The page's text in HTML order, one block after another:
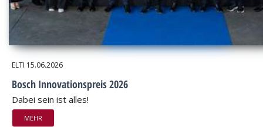
ELTI 15.06.2026
Bosch Innovationspreis 2026
Dabei sein ist alles!
MEHR